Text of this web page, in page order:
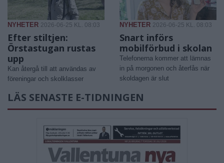
NYHETER 2026-06-25 KL. 08:03
Efter stiltjen:
Örstastugan rustas
upp
Kan återgå till att användas av
föreningar och skolklasser
NYHETER 2026-06-25 KL. 08:03
Snart införs
mobilförbud i skolan
Telefonerna kommer att lämnas
in på morgonen och återfås när
skoldagen är slut
LÄS SENASTE E-TIDNINGEN